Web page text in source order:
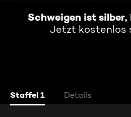
Schweigen ist silber,
Jetzt kostenlos
Staffel 1 Details